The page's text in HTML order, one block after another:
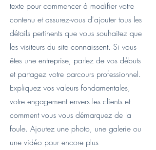
texte pour commencer à modifier votre
contenu et assurez-vous d'ajouter tous les
détails pertinents que vous souhaitez que
les visiteurs du site connaissent. Si vous
êtes une entreprise, parlez de vos débuts
et partagez votre parcours professionnel.
Expliquez vos valeurs fondamentales,
votre engagement envers les clients et
comment vous vous démarquez de la
foule. Ajoutez une photo, une galerie ou
une vidéo pour encore plus